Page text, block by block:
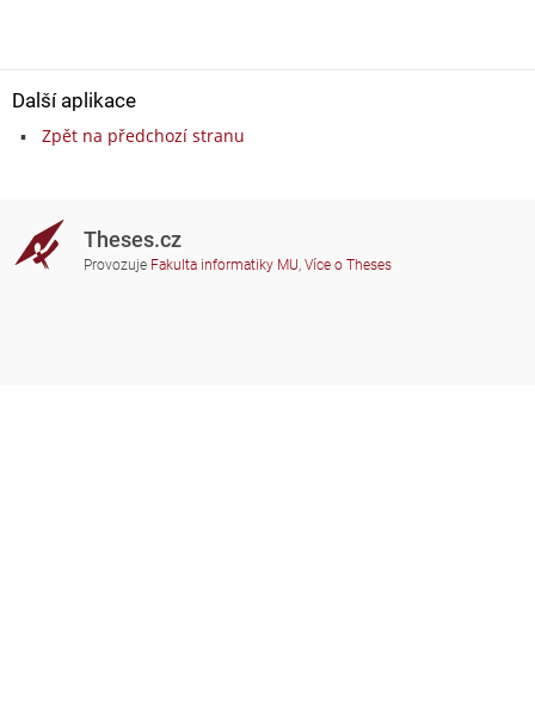
Další aplikace
Zpět na předchozí stranu
Theses.cz
Provozuje Fakulta informatiky MU, Více o Theses